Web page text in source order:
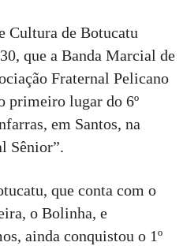
Cultura de Botucatu
que a Banda Marcial de
Fraternal Pelicano
primeiro lugar do 6º
em Santos, na
Sênior”.
que conta com o
o Bolinha, e
ainda conquistou o 1º